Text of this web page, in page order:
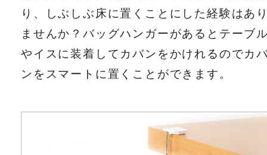
り、しぶしぶ床に置くことにした経験はあ
ませんか？バッグハンガーがあるとテーブ
やイスに装着してカバンをかけれるのでカ
ンをスマートに置くことができます。